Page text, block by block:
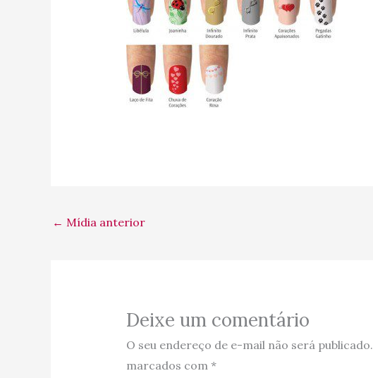
← Mídia anterior
Deixe um comentário
O seu endereço de e-mail não será publicado.
marcados com *